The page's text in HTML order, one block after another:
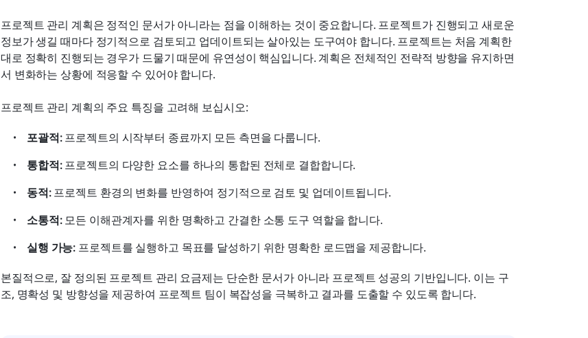
프로젝트 관리 계획은 정적인 문서가 아니라는 점을 이해하는 것이 중요합니다. 프로젝트가 진행되고 새로운
정보가 생길 때마다 정기적으로 검토되고 업데이트되는 살아있는 도구여야 합니다. 프로젝트는 처음 계획한
대로 정확히 진행되는 경우가 드물기 때문에 유연성이 핵심입니다. 계획은 전체적인 전략적 방향을 유지하면
서 변화하는 상황에 적응할 수 있어야 합니다.
프로젝트 관리 계획의 주요 특징을 고려해 보십시오:
포괄적: 프로젝트의 시작부터 종료까지 모든 측면을 다룹니다.
통합적: 프로젝트의 다양한 요소를 하나의 통합된 전체로 결합합니다.
동적: 프로젝트 환경의 변화를 반영하여 정기적으로 검토 및 업데이트됩니다.
소통적: 모든 이해관계자를 위한 명확하고 간결한 소통 도구 역할을 합니다.
실행 가능: 프로젝트를 실행하고 목표를 달성하기 위한 명확한 로드맵을 제공합니다.
본질적으로, 잘 정의된 프로젝트 관리 요금제는 단순한 문서가 아니라 프로젝트 성공의 기반입니다. 이는 구
조, 명확성 및 방향성을 제공하여 프로젝트 팀이 복잡성을 극복하고 결과를 도출할 수 있도록 합니다.